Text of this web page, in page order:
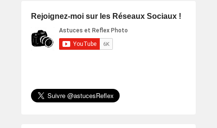
Rejoignez-moi sur les Réseaux Sociaux !